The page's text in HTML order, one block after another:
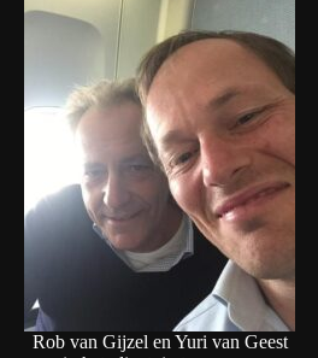
Rob van Gijzel en Yuri van Geest